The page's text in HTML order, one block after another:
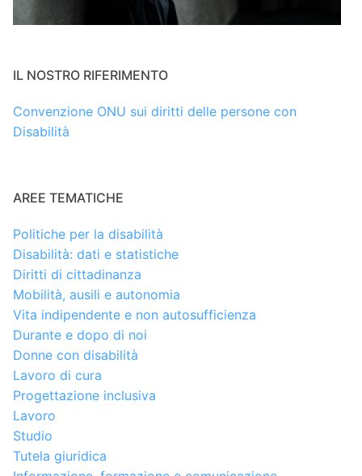
IL NOSTRO RIFERIMENTO
Convenzione ONU sui diritti delle persone con
Disabilità
AREE TEMATICHE
Politiche per la disabilità
Disabilità: dati e statistiche
Diritti di cittadinanza
Mobilità, ausili e autonomia
Vita indipendente e non autosufficienza
Durante e dopo di noi
Donne con disabilità
Lavoro di cura
Progettazione inclusiva
Lavoro
Studio
Tutela giuridica